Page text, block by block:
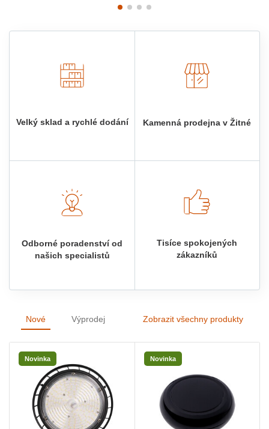
Velký sklad a rychlé dodání Kamenná prodejna v Žitné
Odborné poradenství od
našich specialistů
Tisíce spokojených
zákazníků
Nové Výprodej Zobrazit všechny produkty
Novinka Novinka